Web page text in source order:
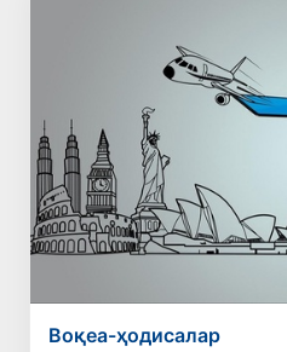
Воқеа-ҳодисалар